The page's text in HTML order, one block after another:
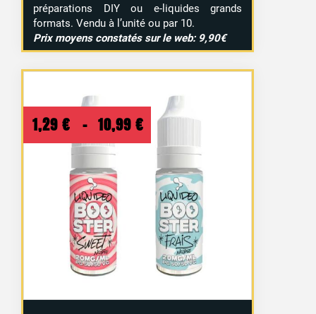
préparations DIY ou e-liquides grands
formats. Vendu à l’unité ou par 10.
Prix moyens constatés sur le web: 9,90€
1,29 € – 10,99 €
Plage
de
prix :
1,29 €
10,99 €